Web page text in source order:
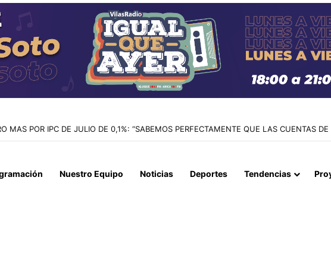
INOCENCIA DE CIUDADANA BOLIVIANA ACUSADA POR CONTRABANDO DE DINERO
Nuestro Equipo Noticias Deportes Tendencias